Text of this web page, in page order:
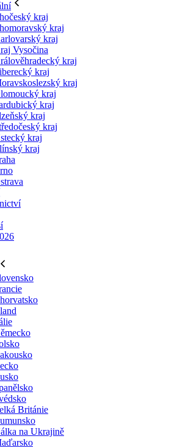
kraj
kraj
kraj
Vysočina
kraj
kraj
kraj
kraj
kraj
kraj
kraj
kraj
kraj
Británie
na Ukrajině